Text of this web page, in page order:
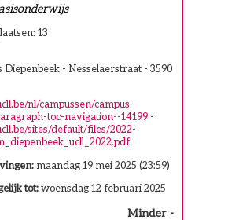
Minder
13
Diepenbeek - Nesselaerstraat - 3590
nl/campussen/campus-
toc-navigation--14199-
sites/default/files/2022-
maandag 19 mei 2025 (23:59)
tot:woensdag 12 februari 2025